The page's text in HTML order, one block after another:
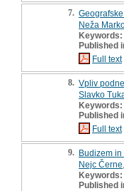
7.
Neža
Keywords:
Published
Full text
8. Vpliv
Slavko
Keywords:
Published
Full text
9. Budizem
Nejc Černe
Keywords:
Published